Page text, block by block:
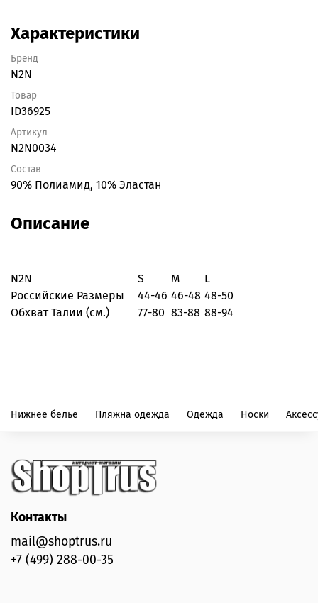
Характеристики
Бренд
N2N
Товар
ID36925
Артикул
N2N0034
Состав
90% Полиамид, 10% Эластан
Описание
N2N S M
L
Российские Размеры
44-46 46-48 48-50
Обхват Талии (см.)
77-80 83-88 88-94
Нижнее белье Пляжна одежда Одежда Носки
Контакты
mail@shoptrus.ru
+7 (499) 288-00-35